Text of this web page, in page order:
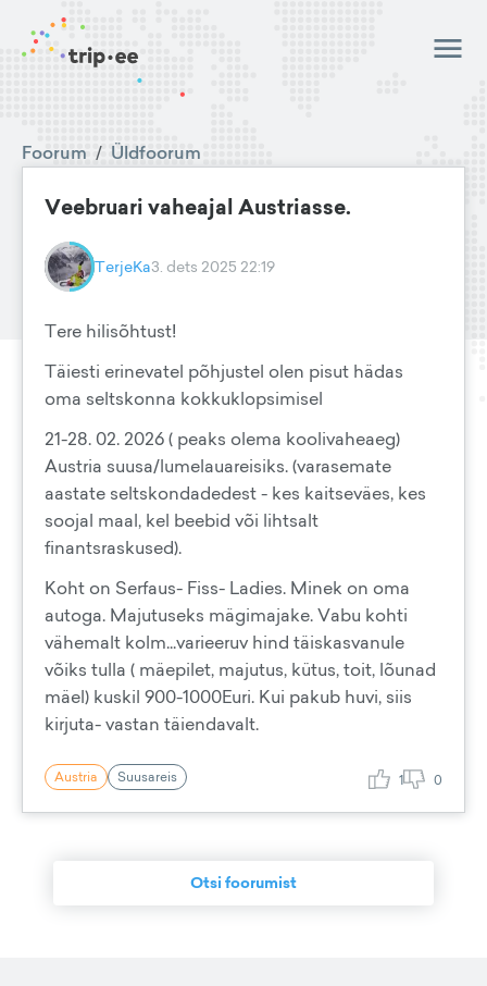
Foorum / Üldfoorum
Veebruari vaheajal Austriasse.
TerjeKa3. dets 2025 22:19
Tere hilisõhtust!
Täiesti erinevatel põhjustel olen pisut hädas
oma seltskonna kokkuklopsimisel
21-28. 02. 2026 ( peaks olema koolivaheaeg)
Austria suusa/lumelauareisiks. (varasemate
aastate seltskondadedest - kes kaitseväes, kes
soojal maal, kel beebid või lihtsalt
finantsraskused).
Koht on Serfaus- Fiss- Ladies. Minek on oma
autoga. Majutuseks mägimajake. Vabu kohti
vähemalt kolm...varieeruv hind täiskasvanule
võiks tulla ( mäepilet, majutus, kütus, toit, lõunad
mäel) kuskil 900-1000Euri. Kui pakub huvi, siis
kirjuta- vastan täiendavalt.
Austria Suusareis 1 0
Otsi foorumist